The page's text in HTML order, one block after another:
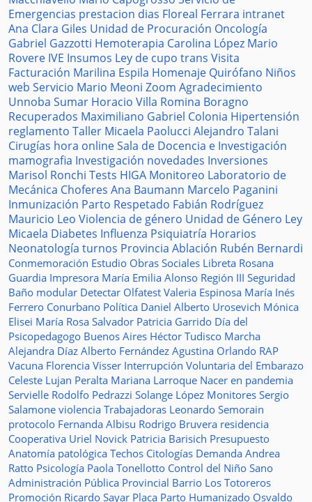
Emergencias prestacion dias Floreal Ferrara intranet
Ana Clara Giles Unidad de Procuración Oncología
Gabriel Gazzotti Hemoterapia Carolina López Mario
Rovere IVE Insumos Ley de cupo trans Visita
Facturación Marilina Espila Homenaje Quirófano Niños
web Servicio Mario Meoni Zoom Agradecimiento
Unnoba Sumar Horacio Villa Romina Boragno
Recuperados Maximiliano Gabriel Colonia Hipertensión
reglamento Taller Micaela Paolucci Alejandro Talani
Cirugías hora onlineSala de Docencia e Investigación
mamografia Investigación novedades Inversiones
Marisol Ronchi Tests HIGA Monitoreo Laboratorio de
Mecánica Choferes Ana Baumann Marcelo Paganini
Inmunización Parto Respetado Fabián Rodríguez
Mauricio Leo Violencia de género Unidad de Género Ley
Micaela Diabetes Influenza Psiquiatría Horarios
Neonatología turnos Provincia Ablación Rubén Bernardi
Conmemoración Estudio Obras Sociales Libreta Rosana
Guardia Impresora María Emilia Alonso Región III Seguridad
Baño modular Detectar Olfatest Valeria Espinosa María Inés
Ferrero Conurbano Política Daniel Alberto Urosevich Mónica
Elisei María Rosa Salvador Patricia Garrido Día del
Psicopedagogo Buenos Aires Héctor Tudisco Marcha
Alejandra Díaz Alberto Fernández Agustina Orlando RAP
Vacuna Florencia Visser Interrupción Voluntaria del Embarazo
Celeste Lujan Peralta Mariana Larroque Nacer en pandemia
Servielle Rodolfo Pedrazzi Solange López Monitores Sergio
Salamone violencia Trabajadoras Leonardo Semorain
protocolo Fernanda Albisu Rodrigo Bruvera residencia
Cooperativa Uriel Novick Patricia Barisich Presupuesto
Anatomía patológica Techos Citologías Demanda Andrea
Ratto Psicología Paola Tonellotto Control del Niño Sano
Administración Pública Provincial Barrio Los Totoreros
Promoción Ricardo Sayar Placa Parto Humanizado Osvaldo